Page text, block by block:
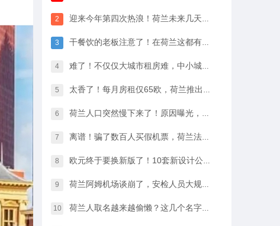
2 迎来今年第四次热浪！荷兰未来几天最高33℃，八月中开始…
3 干餐饮的老板注意了！在荷兰这都有人偷，全过程很淡定
4 难了！不仅仅大城市租房难，中小城市的房租开始暴涨
5 太香了！每月房租仅65欧，荷兰推出学生住宿优惠福利…
6 荷兰人口突然慢下来了！原因曝光，不是因为没人生孩子
7 离谱！骗了数百人买假机票，荷兰法院竟然没判他坐牢
8 欧元终于要换新版了！10套新设计公布，你最喜欢哪一款？
9 荷兰阿姆机场谈崩了，安检人员大规模停工越来越近…
10 荷兰人取名越来越偷懒？这几个名字几乎满大街都是